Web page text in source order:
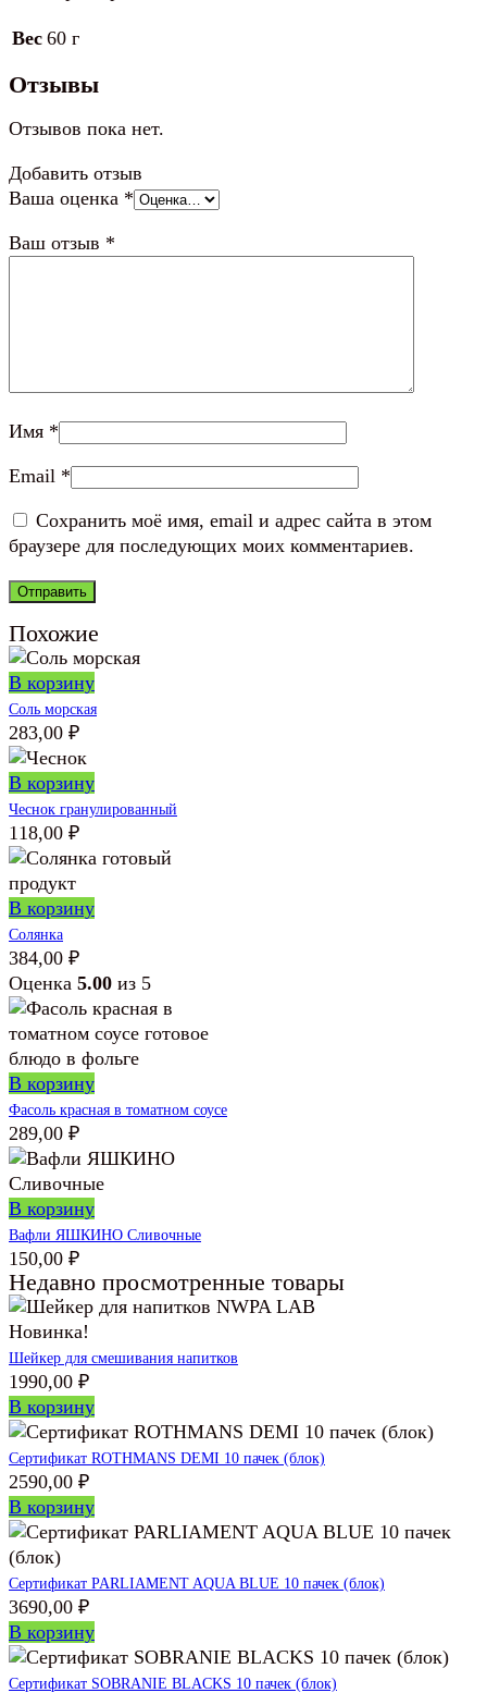
Вес 60 г
Отзывы
Отзывов пока нет.
Добавить отзыв
Ваша оценка *
Ваш отзыв *
Имя *
Email *
Сохранить моё имя, email и адрес сайта в этом
браузере для последующих моих комментариев.
Похожие
В корзину
Соль морская
283,00 ₽
В корзину
Чеснок гранулированный
118,00 ₽
В корзину
Солянка
384,00 ₽
Оценка 5.00 из 5
В корзину
Фасоль красная в томатном соусе
289,00 ₽
В корзину
Вафли ЯШКИНО Сливочные
150,00 ₽
Недавно просмотренные товары
Новинка!
Шейкер для смешивания напитков
1990,00 ₽
В корзину
Сертификат ROTHMANS DEMI 10 пачек (блок)
2590,00 ₽
В корзину
Сертификат PARLIAMENT AQUA BLUE 10 пачек (блок)
3690,00 ₽
В корзину
Сертификат SOBRANIE BLACKS 10 пачек (блок)